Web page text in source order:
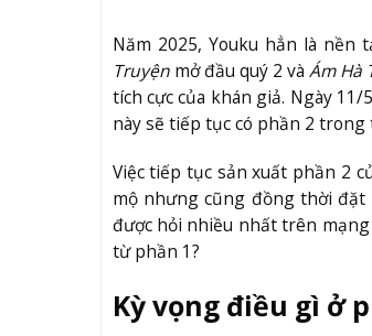
Năm 2025, Youku hẳn là
Truyệnmở đầu quý 2 vàÁm Hà
tích cực của khán giả. Ngày
này sẽ tiếp tục có phần 2 trong
Việc tiếp tục sản xuất phần 2
mộ nhưng cũng đồng thời đặt
được hỏi nhiều nhất trên
từ phần 1?
Kỳ vọng điều gì ở